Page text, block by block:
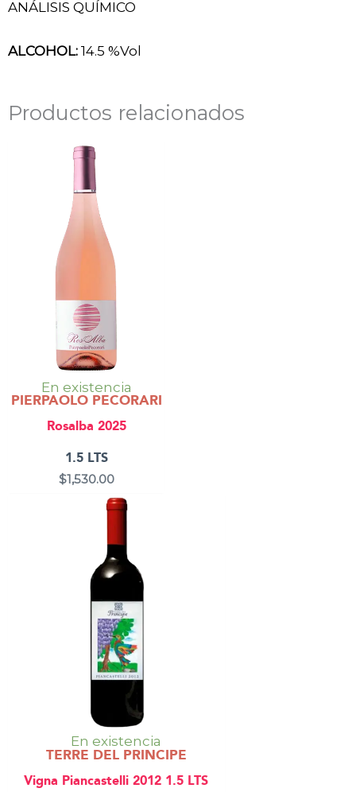
ANÁLISIS QUÍMICO
ALCOHOL: 14.5 %Vol
Productos relacionados
En existencia
PIERPAOLO PECORARI
Rosalba 2025
1.5 LTS
$1,530.00
En existencia
TERRE DEL PRINCIPE
Vigna Piancastelli 2012 1.5 LTS